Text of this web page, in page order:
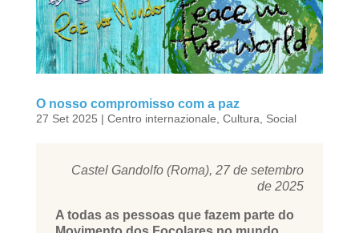
O nosso compromisso com a paz
27 Set 2025 | Centro internazionale Cultura Social
Castel Gandolfo (Roma), 27 de setembro
de 2025
A todas as pessoas que fazem parte do